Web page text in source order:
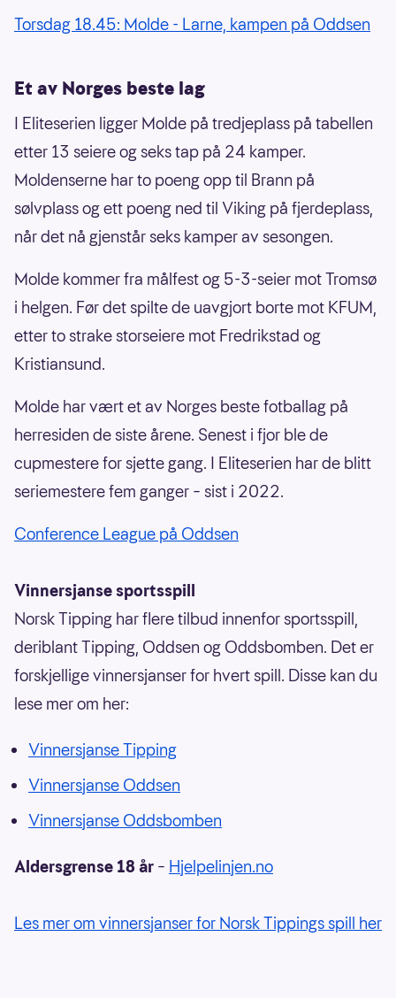
Torsdag 18.45: Molde - Larne, kampen på Oddsen
Et av Norges beste lag
I Eliteserien ligger Molde på tredjeplass på tabellen
etter 13 seiere og seks tap på 24 kamper.
Moldenserne har to poeng opp til Brann på
sølvplass og ett poeng ned til Viking på fjerdeplass,
når det nå gjenstår seks kamper av sesongen.
Molde kommer fra målfest og 5-3-seier mot Tromsø
i helgen. Før det spilte de uavgjort borte mot KFUM,
etter to strake storseiere mot Fredrikstad og
Kristiansund.
Molde har vært et av Norges beste fotballag på
herresiden de siste årene. Senest i fjor ble de
cupmestere for sjette gang. I Eliteserien har de blitt
seriemestere fem ganger – sist i 2022.
Conference League på Oddsen
Vinnersjanse sportsspill
Norsk Tipping har flere tilbud innenfor sportsspill,
deriblant Tipping, Oddsen og Oddsbomben. Det er
forskjellige vinnersjanser for hvert spill. Disse kan du
lese mer om her:
Vinnersjanse Tipping
Vinnersjanse Oddsen
Vinnersjanse Oddsbomben
Aldersgrense 18 år – Hjelpelinjen.no
Les mer om vinnersjanser for Norsk Tippings spill her